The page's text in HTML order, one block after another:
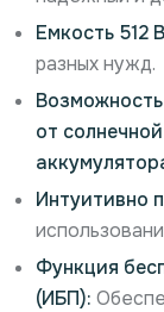
Емкость 512
разных нужд.
от
Интуитивно
Функция
(ИБП):